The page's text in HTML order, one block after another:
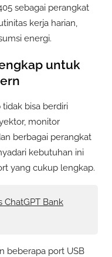
sebagai perangkat
kerja harian,
energi.
untuk
bisa berdiri
monitor
berbagai perangkat
kebutuhan ini
yang cukup lengkap.
ChatGPT Bank
beberapa port USB